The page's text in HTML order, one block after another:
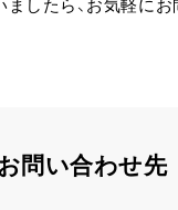
したら、お気軽に
問い合わせ先